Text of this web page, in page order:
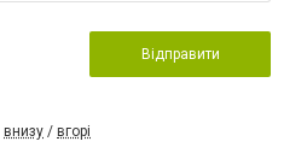
Відправити
внизу / вгорі